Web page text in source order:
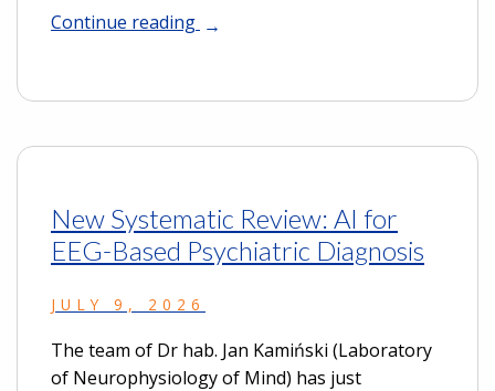
Continue reading
New Systematic Review: AI for
EEG-Based Psychiatric Diagnosis
JULY 9, 2026
The team of Dr hab. Jan Kamiński (Laboratory
of Neurophysiology of Mind) has just